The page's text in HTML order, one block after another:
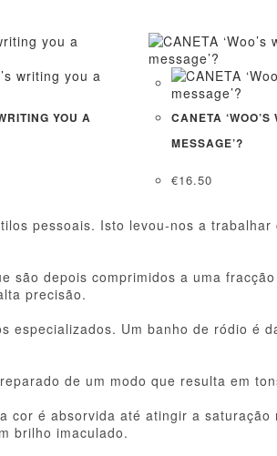
YOU A
CANETA
MESSAGE’?
€16.50
pessoais. Isto levou-nos a
depois comprimidos a uma
precisão.
especializados. Um banho de ródio é
de um modo que resulta em
cor é absorvida até atingir a
brilho imaculado.